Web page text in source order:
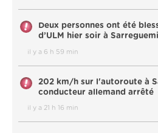
Deux personnes ont été
d’ULM hier soir à
il y a 6 h 59 min
202 km/h sur l'autoroute à
conducteur allemand arrêté
il y a 21 h 16 min